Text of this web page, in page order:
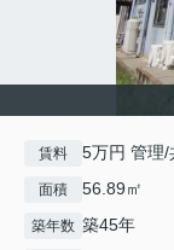
賃料 5万円 管理/
面積 56.89㎡
築年数 築45年